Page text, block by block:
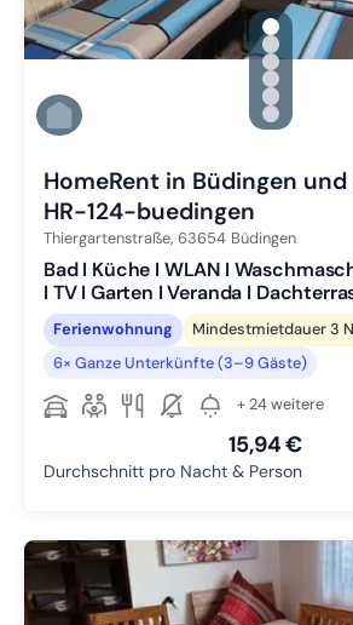
Zu Slide 1
Zu Slide
Zu Slide 3
Zu Slide 4
Zu Slide 5
Zu Slide 6
HomeRent in Büdingen
HR-124-buedingen
Thiergartenstraße, 63654 Büdingen
Bad I Küche I WLAN I
I TV I Garten I Veranda I
Ferienwohnung
Mindestmietdauer 3
6× Ganze Unterkünfte (3–9 Gäste)
+ 24 weitere
15,94 €
Durchschnitt pro Nacht & Person